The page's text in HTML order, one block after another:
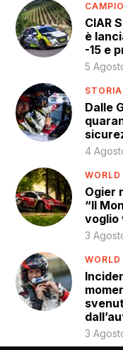
CIAR
è
-15 e
5
STORIA
Dalle
4
Ogier
“Il
voglio
3
3